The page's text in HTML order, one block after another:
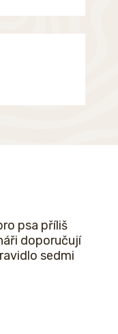
psa příliš
doporučují
sedmi